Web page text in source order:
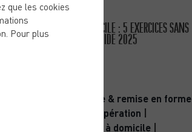
SPORT À DOMICILE : 5 EXERCICES SANS
MATÉRIEL – GUIDE 2025
Activité physique & remise en forme
Bien-être & récupération
Coaching sportif à domicile
que les cookies
Pour plus